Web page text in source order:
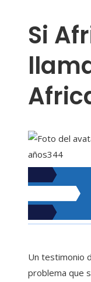
Si
años344
Un testimonio
problema que